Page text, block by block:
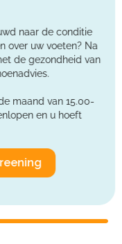
naar de conditie
over uw voeten? Na
de gezondheid van
maand van 15.00-
en u hoeft